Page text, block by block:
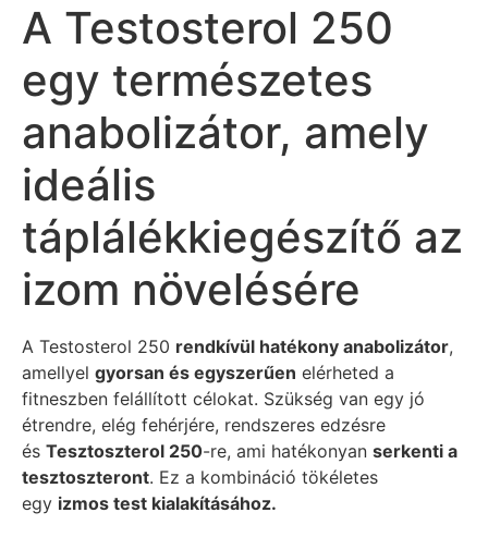
A Testosterol 250
egy természetes
anabolizátor, amely
ideális
táplálékkiegészítő az
izom növelésére
A Testosterol 250 rendkívül hatékony anabolizátor,
amellyel gyorsan és egyszerűen elérheted a
fitneszben felállított célokat. Szükség van egy jó
étrendre, elég fehérjére, rendszeres edzésre
és Tesztoszterol 250-re, ami hatékonyan serkenti a
tesztoszteront. Ez a kombináció tökéletes
egy izmos test kialakításához.